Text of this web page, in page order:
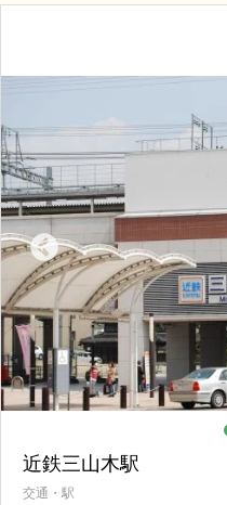
近鉄三山木駅
交通・駅